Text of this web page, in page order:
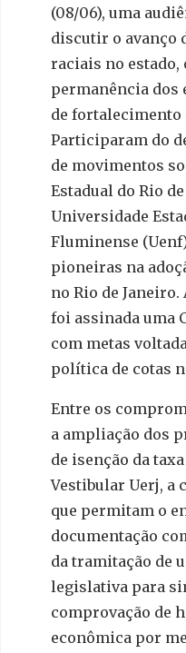
(08/06), uma
discutir o avanço
raciais no estado,
permanência dos
de fortalecimento
Participaram do
de movimentos
Estadual do Rio
Universidade
Fluminense
pioneiras na
no Rio de
foi assinada uma
com metas
política de cotas
Entre os
a ampliação dos
de isenção da
Vestibular Uerj, a
que permitam o
documentação
da tramitação de
legislativa para
comprovação de
econômica por